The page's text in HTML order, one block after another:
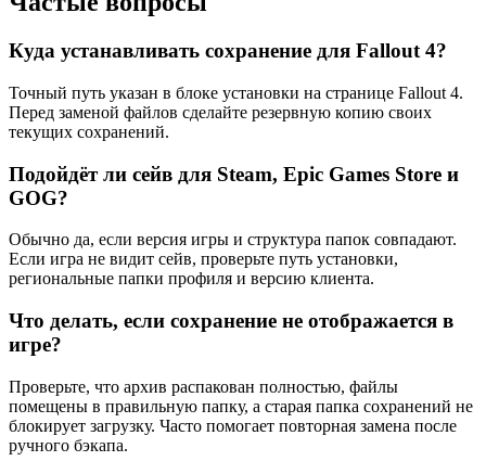
Куда устанавливать сохранение для Fallout 4?
Точный путь указан в блоке установки на странице Fallout 4.
Перед заменой файлов сделайте резервную копию своих
текущих сохранений.
Подойдёт ли сейв для Steam, Epic Games Store и
GOG?
Обычно да, если версия игры и структура папок совпадают.
Если игра не видит сейв, проверьте путь установки,
региональные папки профиля и версию клиента.
Что делать, если сохранение не отображается в
игре?
Проверьте, что архив распакован полностью, файлы
помещены в правильную папку, а старая папка сохранений не
блокирует загрузку. Часто помогает повторная замена после
ручного бэкапа.